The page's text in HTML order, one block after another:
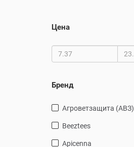
Цена
Бренд
Агроветзащита (АВЗ)
Beeztees
Apicenna